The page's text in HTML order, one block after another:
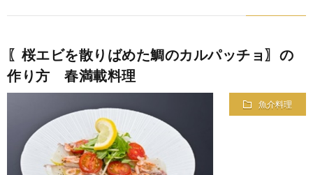
〖桜エビを散りばめた鯛のカルパッチョ〗の
作り方 春満載料理
魚介料理